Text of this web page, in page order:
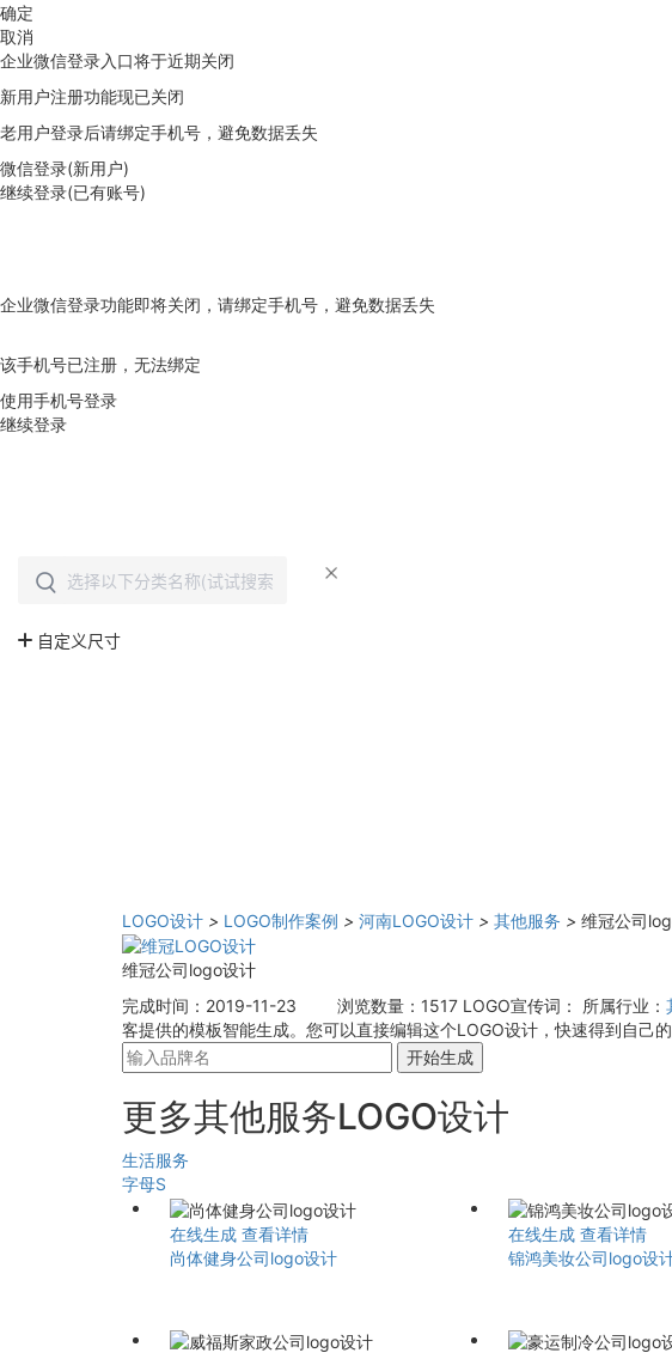
确定
取消
企业微信登录入口将于近期关闭
新用户注册功能现已关闭
老用户登录后请绑定手机号，避免数据丢失
微信登录(新用户)
继续登录(已有账号)
企业微信登录功能即将关闭，请绑定手机号，避免数据丢失
该手机号已注册，无法绑定
使用手机号登录
继续登录
LOGO设计 > LOGO制作案例 > 河南LOGO设计 > 其他服务 > 维冠公司
维冠公司logo设计
完成时间：2019-11-23
浏览数量：1517 LOGO宣传词： 所属行业：
客提供的模板智能生成。您可以直接编辑这个LOGO设计，快速得到自己
开始生成
更多其他服务LOGO设计
生活服务
字母S
在线生成 查看详情
尚体健身公司logo设计
在线生成 查看详情
锦鸿美妆公司logo设